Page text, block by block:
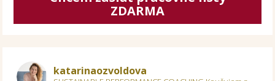
ZDARMA
katarinaozvoldova